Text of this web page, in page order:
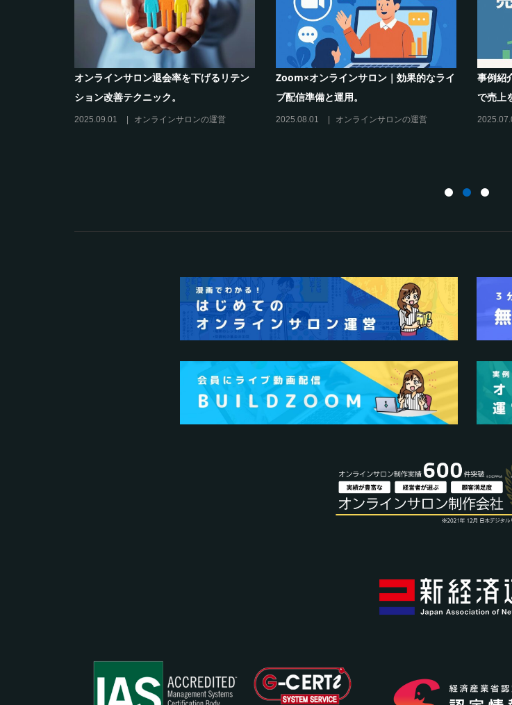
ンサロンの作り方と収
シリーズ連載【運営者のお悩み解決】コ
コがポイント！リスキリングサロン運営
必須3箇条
オンラインサロンでの”学び”がこれから
のリスキリングを先導すると言えるこれ
だけの”理由”